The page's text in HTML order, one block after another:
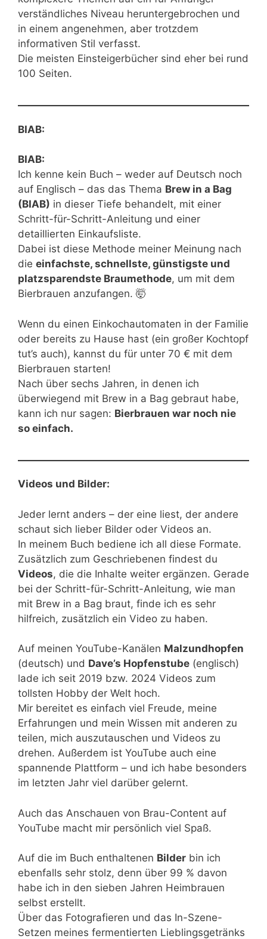
verständliches Niveau heruntergebrochen und
in einem angenehmen, aber trotzdem
informativen Stil verfasst.
Die meisten Einsteigerbücher sind eher bei rund
100 Seiten.
BIAB:
BIAB:
Ich kenne kein Buch – weder auf Deutsch noch
auf Englisch – das das Thema Brew in a Bag
(BIAB) in dieser Tiefe behandelt, mit einer
Schritt-für-Schritt-Anleitung und einer
detaillierten Einkaufsliste.
Dabei ist diese Methode meiner Meinung nach
die einfachste, schnellste, günstigste und
platzsparendste Braumethode, um mit dem
Bierbrauen anzufangen. 🤯
Wenn du einen Einkochautomaten in der Familie
oder bereits zu Hause hast (ein großer Kochtopf
tut’s auch), kannst du für unter 70 € mit dem
Bierbrauen starten!
Nach über sechs Jahren, in denen ich
überwiegend mit Brew in a Bag gebraut habe,
kann ich nur sagen: Bierbrauen war noch nie
so einfach.
Videos und Bilder:
Jeder lernt anders – der eine liest, der andere
schaut sich lieber Bilder oder Videos an.
In meinem Buch bediene ich all diese Formate.
Zusätzlich zum Geschriebenen findest du
Videos, die die Inhalte weiter ergänzen. Gerade
bei der Schritt-für-Schritt-Anleitung, wie man
mit Brew in a Bag braut, finde ich es sehr
hilfreich, zusätzlich ein Video zu haben.
Auf meinen YouTube-Kanälen Malzundhopfen
(deutsch) und Dave’s Hopfenstube (englisch)
lade ich seit 2019 bzw. 2024 Videos zum
tollsten Hobby der Welt hoch.
Mir bereitet es einfach viel Freude, meine
Erfahrungen und mein Wissen mit anderen zu
teilen, mich auszutauschen und Videos zu
drehen. Außerdem ist YouTube auch eine
spannende Plattform – und ich habe besonders
im letzten Jahr viel darüber gelernt.
Auch das Anschauen von Brau-Content auf
YouTube macht mir persönlich viel Spaß.
Auf die im Buch enthaltenen Bilder bin ich
ebenfalls sehr stolz, denn über 99 % davon
habe ich in den sieben Jahren Heimbrauen
selbst erstellt.
Über das Fotografieren und das In-Szene-
Setzen meines fermentierten Lieblingsgetränks